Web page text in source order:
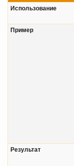
Использование
Пример
Результат